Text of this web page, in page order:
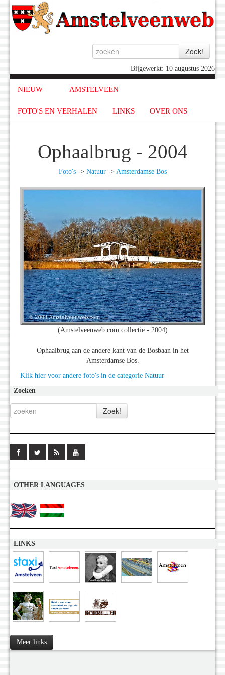
Bijgewerkt: 10 augustus 2026
NIEUW AMSTELVEEN
FOTO'S EN VERHALEN LINKS OVER ONS
Ophaalbrug - 2004
Foto's-> Natuur-> Amsterdamse Bos
(Amstelveenweb.com collectie - 2004)
Ophaalbrug aan de andere kant van de Bosbaan in het
Amsterdamse Bos.
Klik hier voor andere foto's in de categorie Natuur
Zoeken
OTHER LANGUAGES
LINKS
Meer links